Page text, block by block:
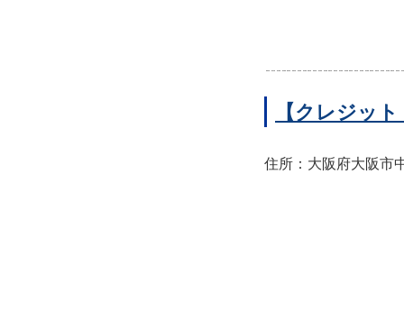
【クレジッ
住所：大阪府大阪市